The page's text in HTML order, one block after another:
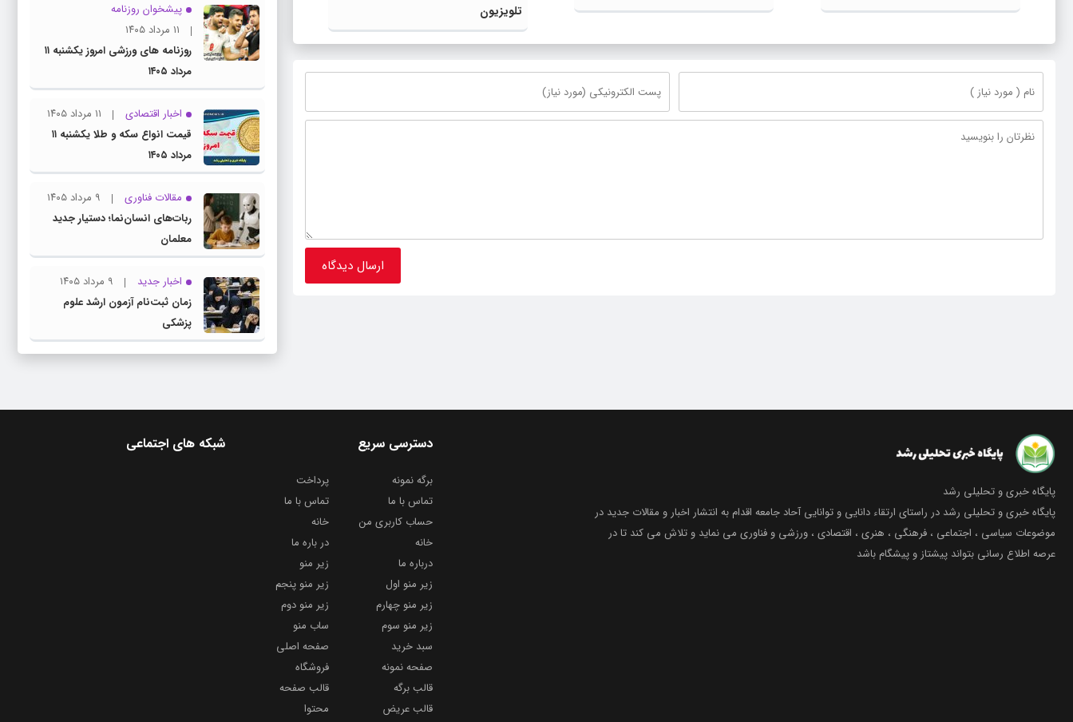
تلویزیون
پیشخوان روزنامه
۱۱ مرداد ۱۴۰۵
روزنامه های ورزشی امروز یکشنبه ۱۱
مرداد ۱۴۰۵
اخبار اقتصادی
۱۱ مرداد ۱۴۰۵
قیمت انواع سکه و طلا یکشنبه ۱۱
مرداد ۱۴۰۵
مقالات فناوری
۹ مرداد ۱۴۰۵
ربات‌های انسان‌نما؛ دستیار جدید
معلمان
اخبار جدید
۹ مرداد ۱۴۰۵
زمان ثبت‌نام آزمون ارشد علوم
پزشکی
پایگاه خبری و تحلیلی رشد
پایگاه خبری و تحلیلی رشد در راستای ارتقاء دانایی و توانایی آحاد جامعه اقدام به انتشار اخبار و مقالات جدید در
موضوعات سیاسی ، اجتماعی ، فرهنگی ، هنری ، اقتصادی ، ورزشی و فناوری می نماید و تلاش می کند تا در
عرصه اطلاع رسانی بتواند پیشتاز و پیشگام باشد
شبکه های اجتماعی دسترسی سریع
برگه نمونه
پرداخت
تماس با ما
تماس با ما
حساب کاربری من
خانه
خانه
در باره ما
درباره ما
زیر منو
زیر منو اول
زیر منو پنجم
زیر منو چهارم
زیر منو دوم
زیر منو سوم
ساب منو
سبد خرید
صفحه اصلی
صفحه نمونه
فروشگاه
قالب برگه
قالب صفحه
قالب عریض
محتوا